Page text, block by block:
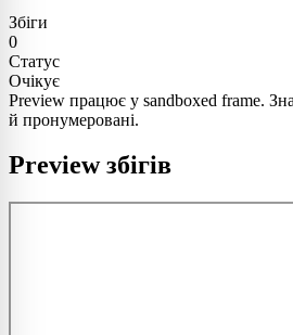
Збіги
0
Статус
Очікує
Preview працює у sandboxed frame.
й пронумеровані.
Preview збігів